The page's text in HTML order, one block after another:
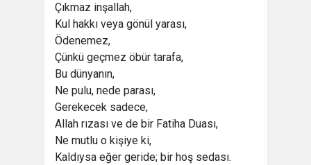
Çıkmaz inşallah,
Kul hakkı veya gönül yarası,
Ödenemez,
Çünkü geçmez öbür tarafa,
Bu dünyanın,
Ne pulu, nede parası,
Gerekecek sadece,
Allah rızası ve de bir Fatiha Duası,
Ne mutlu o kişiye ki,
Kaldıysa eğer geride; bir hoş sedası.